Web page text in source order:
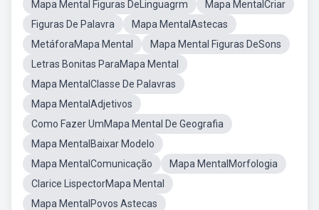
Mapa Mental Figuras DeLinguagrm
Mapa MentalCriar
Figuras De Palavra
Mapa MentalAstecas
MetáforaMapa Mental
Mapa Mental Figuras DeSons
Letras Bonitas ParaMapa Mental
Mapa MentalClasse De Palavras
Mapa MentalAdjetivos
Como Fazer UmMapa Mental De Geografia
Mapa MentalBaixar Modelo
Mapa MentalComunicação
Mapa MentalMorfologia
Clarice LispectorMapa Mental
Mapa MentalPovos Astecas